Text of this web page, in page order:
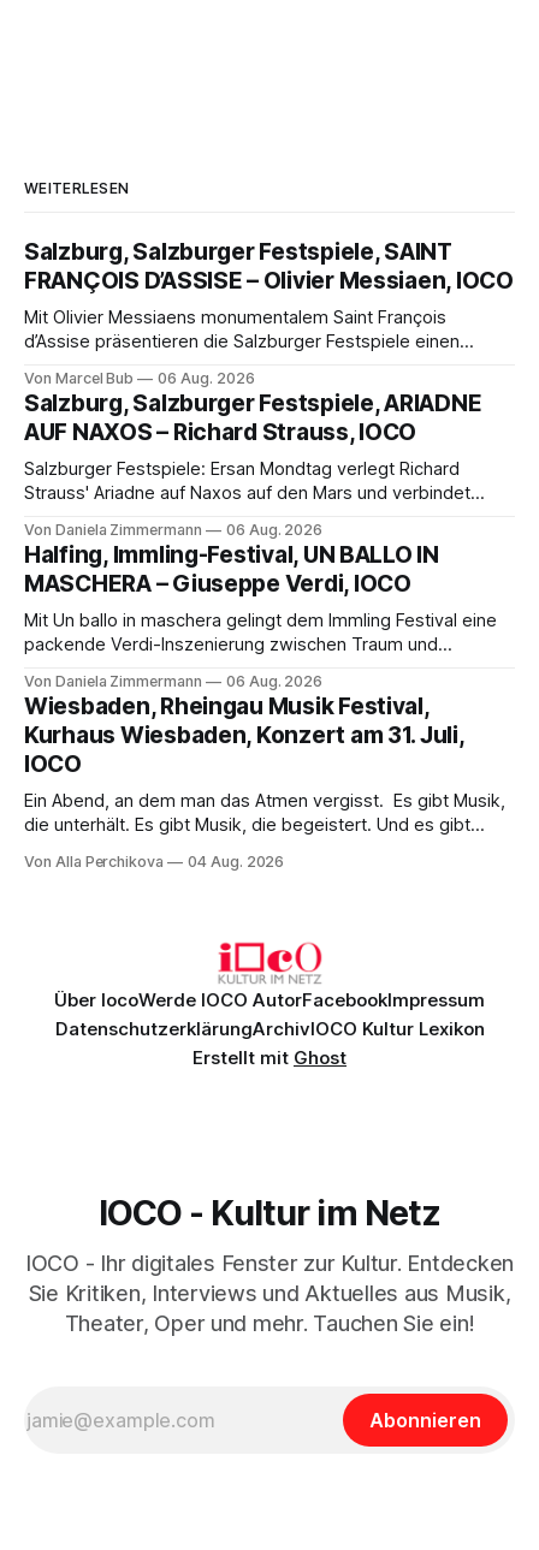
WEITERLESEN
Salzburg, Salzburger Festspiele, SAINT
FRANÇOIS D’ASSISE – Olivier Messiaen, IOCO
Mit Olivier Messiaens monumentalem Saint François
d’Assise präsentieren die Salzburger Festspiele einen
eine bildgewaltige Inszenierung, Maxime Pascal entfaltet
die komplexe Partitur eindrucksvoll, Philippe Sly berührt als
Franziskus.
Von Marcel Bub 06 Aug. 2026
Salzburg, Salzburger Festspiele, ARIADNE
AUF NAXOS – Richard Strauss, IOCO
Salzburger Festspiele: Ersan Mondtag verlegt Richard
Strauss' Ariadne auf Naxos auf den Mars und verbindet
Aufführung mit starken Solisten und den Wiener
Philharmonikern, szenisch bleibt der zweite Akt jedoch
hinter den Erwartungen zurück.
Von Daniela Zimmermann 06 Aug. 2026
Halfing, Immling-Festival, UN BALLO IN
MASCHERA – Giuseppe Verdi, IOCO
Mit Un ballo in maschera gelingt dem Immling Festival eine
packende Verdi-Inszenierung zwischen Traum und
psychologische Tiefe mit starken Bildern, getragen von
einem spielfreudigen Ensemble und einer musikalisch
überzeugenden Gesamtleistung.
Von Daniela Zimmermann 06 Aug. 2026
Wiesbaden, Rheingau Musik Festival,
Kurhaus Wiesbaden, Konzert am 31. Juli,
IOCO
Ein Abend, an dem man das Atmen vergisst. Es gibt Musik,
die unterhält. Es gibt Musik, die begeistert. Und es gibt
Genau so war der Abend im Kurhaus Wiesbaden, an dem
Von Alla Perchikova 04 Aug. 2026
Über IocoWerde IOCO AutorFacebookImpressum
DatenschutzerklärungArchivIOCO Kultur Lexikon
Erstellt mit Ghost
IOCO - Kultur im Netz
IOCO - Ihr digitales Fenster zur Kultur. Entdecken
Sie Kritiken, Interviews und Aktuelles aus Musik,
Theater, Oper und mehr. Tauchen Sie ein!
Abonnieren